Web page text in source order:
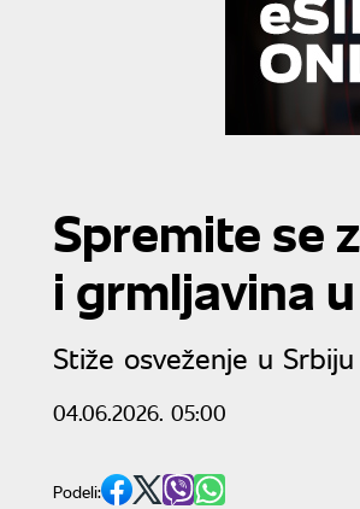
Spremite se
i grmljavina
Stiže osveženje u Srbiju
04.06.2026. 05:00
Podeli: